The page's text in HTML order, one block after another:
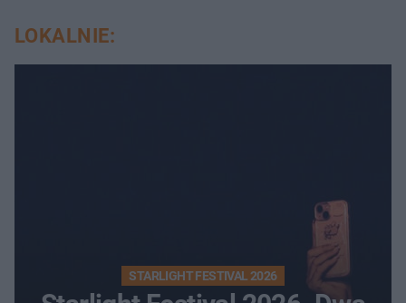
LOKALNIE:
STARLIGHT FESTIVAL 2026